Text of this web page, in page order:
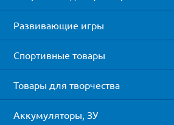
Развивающие игры
Спортивные товары
Товары для творчества
Аккумуляторы, ЗУ